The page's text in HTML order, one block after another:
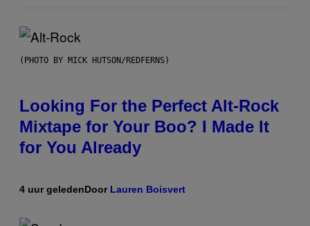
(PHOTO BY MICK HUTSON/REDFERNS)
Looking For the Perfect Alt-Rock
Mixtape for Your Boo? I Made It
for You Already
4 uur geledenDoor Lauren Boisvert